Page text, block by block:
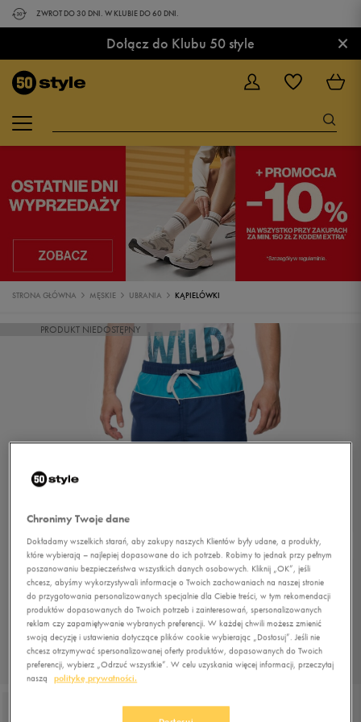
ZWROT DO 30 DNI. W KLUBIE DO 60 DNI.
Dołącz do Klubu 50 style ×
STRONA GŁÓWNA MĘSKIE UBRANIA KĄPIELÓWKI
PRODUKT NIEDOSTĘPNY
1/3
Chronimy Twoje dane
Dokładamy wszelkich starań, aby zakupy naszych Klientów były udane, a produkty,
które wybierają – najlepiej dopasowane do ich potrzeb. Robimy to jednak przy pełnym
poszanowaniu bezpieczeństwa wszystkich danych osobowych. Kliknij „OK”, jeśli
chcesz, abyśmy wykorzystywali informacje o Twoich zachowaniach na naszej stronie
do przygotowania personalizowanych specjalnie dla Ciebie treści, w tym rekomendacji
produktów dopasowanych do Twoich potrzeb i zainteresowań, spersonalizowanych
reklam czy zapamiętywanie wybranych preferencji. W każdej chwili możesz zmienić
swoją decyzję i ustawienia dotyczące plików cookie wybierając „Dostosuj”. Jeśli nie
chcesz otrzymywać spersonalizowanej oferty produktów, dopasowanych do Twoich
preferencji, wybierz „Odrzuć wszystkie”. W celu uzyskania więcej informacji, przeczytaj
naszą
politykę prywatności.